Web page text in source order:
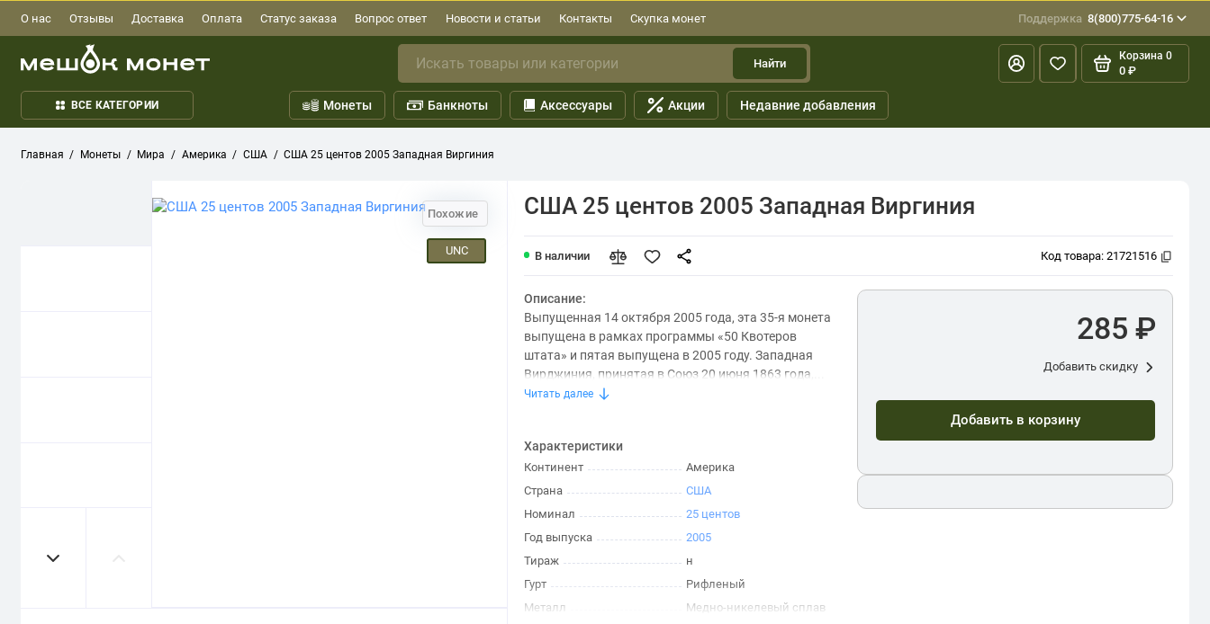
О нас Отзывы Доставка Оплата Статус заказа Вопрос ответ Новости и статьи Контакты Скупка монет Поддержка 8(800)775-64-16
Найти
Корзина 0
0 ₽
ВСЕ КАТЕГОРИИ Монеты Банкноты Аксессуары Акции Недавние добавления
Главная Монеты Мира Америка США США 25 центов 2005 Западная Виргиния
Похожие
UNC
США 25 центов 2005 Западная Виргиния
В наличии Код товара: 21721516
Описание:
Выпущенная 14 октября 2005 года, эта 35-я монета
выпущена в рамках программы «50 Квотеров
штата» и пятая выпущена в 2005 году. Западная
Вирджиния, принятая в Союз 20 июня 1863 года,...
Читать далее
Характеристики
Континент
Америка
Страна
США
Номинал
25 центов
Год выпуска
2005
Тираж
н
Гурт
Рифленый
Металл
Медно-никелевый сплав
285 ₽
Добавить скидку
Добавить в корзину